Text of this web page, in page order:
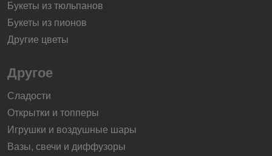
Букеты из тюльпанов
Букеты из пионов
Другие цветы
Другое
Сладости
Открытки и топперы
Игрушки и воздушные шары
Вазы, свечи и диффузоры